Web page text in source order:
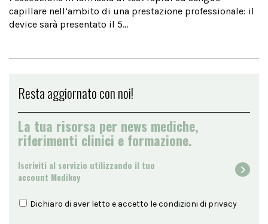
capillare nell’ambito di una prestazione professionale: il
device sarà presentato il 5...
Resta aggiornato con noi!
La tua risorsa per news mediche,
riferimenti clinici e formazione.
Iscriviti al servizio utilizzando il tuo
account Medikey
Dichiaro di aver letto e accetto le condizioni di privacy